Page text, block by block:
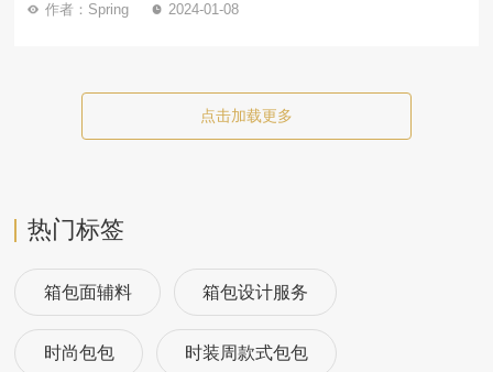
作者：Spring 2024-01-08
点击加载更多
热门标签
箱包面辅料 箱包设计服务
时尚包包 时装周款式包包